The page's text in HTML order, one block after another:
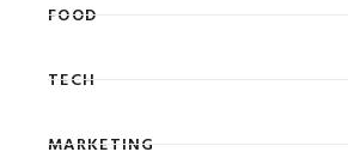
FOOD
TECH
MARKETING